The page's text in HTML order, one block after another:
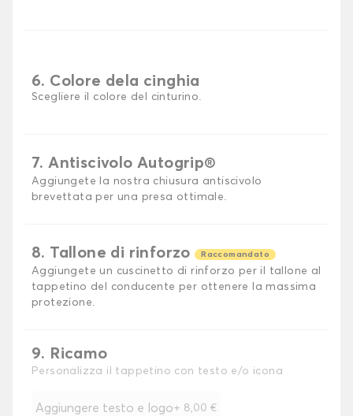
6. Colore dela cinghia
Scegliere il colore del cinturino.
7. Antiscivolo Autogrip®
Aggiungete la nostra chiusura antiscivolo
brevettata per una presa ottimale.
8. Tallone di rinforzo Raccomandato
Aggiungete un cuscinetto di rinforzo per il tallone al
tappetino del conducente per ottenere la massima
protezione.
9. Ricamo
Personalizza il tappetino con testo e/o icona
Aggiungere testo e logo+ 8,00 €